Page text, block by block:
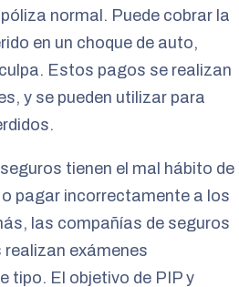
normal. Puede cobrar la
en un choque de auto,
Estos pagos se realizan
y se pueden utilizar para
tienen el mal hábito de
pagar incorrectamente a los
las compañías de seguros
exámenes
tipo. El objetivo de PIP y